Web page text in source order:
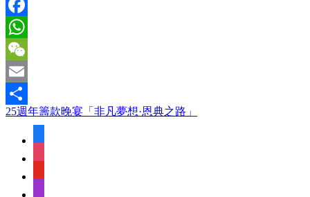
Facebook
WhatsApp
WeChat
Email
Share
25週年籌款晚宴「非凡夢想·恩典之路」